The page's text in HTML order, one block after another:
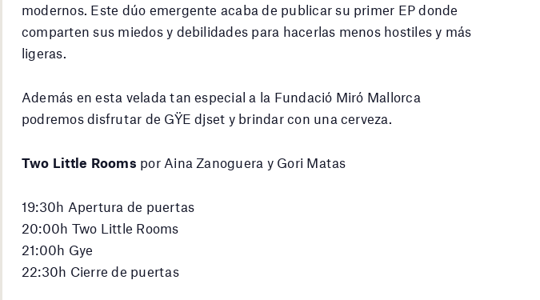
modernos. Este dúo emergente acaba de publicar su primer EP donde
comparten sus miedos y debilidades para hacerlas menos hostiles y más
ligeras.
Además en esta velada tan especial a la Fundació Miró Mallorca
podremos disfrutar de GŸE djset y brindar con una cerveza.
Two Little Rooms por Aina Zanoguera y Gori Matas
19:30h Apertura de puertas
20:00h Two Little Rooms
21:00h Gye
22:30h Cierre de puertas